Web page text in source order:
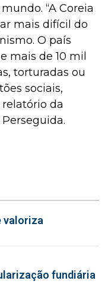
“A Coreia
mais difícil do
O país
mais de 10 mil
torturadas ou
sociais,
da
valoriza
fundiária